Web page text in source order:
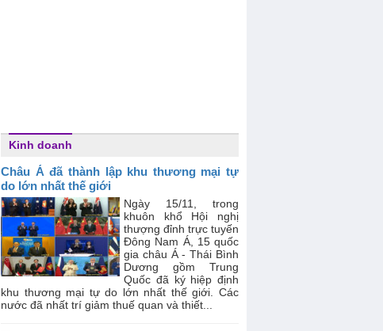
Kinh doanh
Châu Á đã thành lập khu thương mại tự
do lớn nhất thế giới
Ngày 15/11, trong
khuôn khổ Hội nghị
thượng đỉnh trực tuyến
Đông Nam Á, 15 quốc
gia châu Á - Thái Bình
Dương gồm Trung
Quốc đã ký hiệp định
khu thương mại tự do lớn nhất thế giới. Các
nước đã nhất trí giảm thuế quan và thiết...